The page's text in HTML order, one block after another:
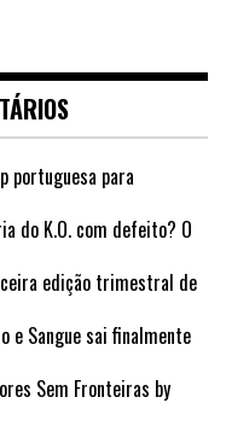
portuguesa para
do K.O. com defeito? O
edição trimestral de
e Sangue sai finalmente
Sem Fronteiras by